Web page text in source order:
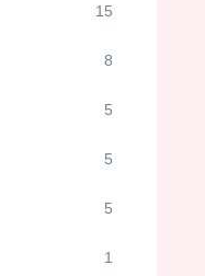
15
8
5
5
5
1